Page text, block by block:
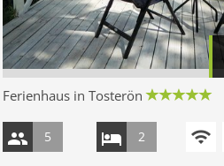
Ferienhaus in Tosterön
5 2